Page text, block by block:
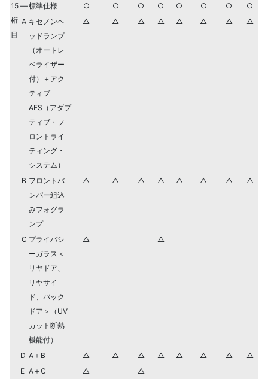
15
桁
目
—標準仕様 ○ ○ ○ ○ ○ ○ ○
○
A キセノンヘ
ッドランプ
（オートレ
ベライザー
付）＋アク
ティブ
AFS（アダプ
ティブ・フ
ロントライ
ティング・
システム）
△ △ △ △ △ △ △ △
B フロントバ
ンパー組込
みフォグラ
ンプ
△ △ △ △ △ △ △ △
C プライバシ
ーガラス＜
リヤドア、
リヤサイ
ド、バック
ドア＞（UV
カット断熱
機能付）
△ △
D A＋B △ △ △ △ △ △ △
△
E A＋C △ △